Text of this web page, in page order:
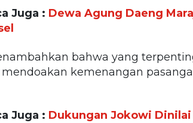
Juga : Dewa Agung Daeng
bahwa yang
kemenangan
Juga : Dukungan Jokowi